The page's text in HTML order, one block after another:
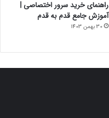
راهنمای خرید سرور اختصاصی |
آموزش جامع قدم به قدم
30 بهمن 1403